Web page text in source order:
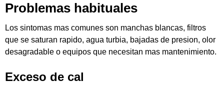
Problemas habituales
Los sintomas mas comunes son manchas blancas, filtros
que se saturan rapido, agua turbia, bajadas de presion, olor
desagradable o equipos que necesitan mas mantenimiento.
Exceso de cal